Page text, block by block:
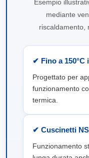
Esempio
mediante
riscaldamento,
✔ Fino a 150°C
Progettato per
funzionamento
termica.
✔ Cuscinetti
Funzionamento